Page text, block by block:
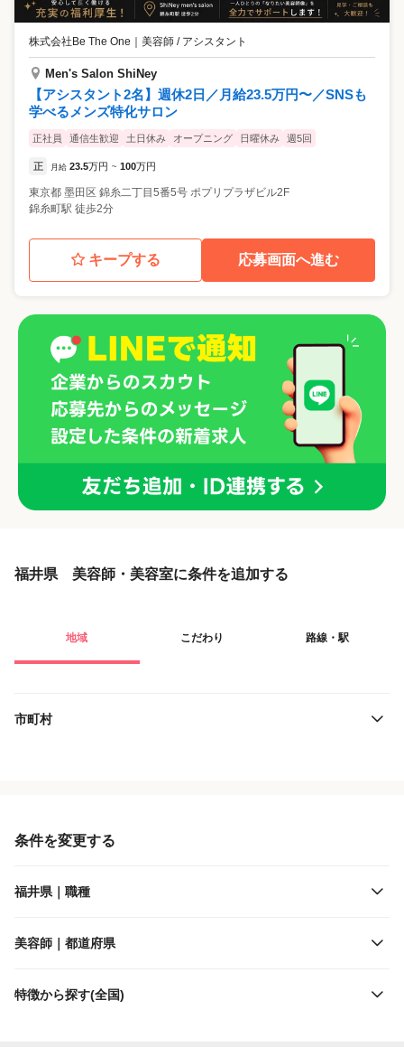
株式会社Be The One 美容師 / アシスタント
Men's Salon ShiNey
【アシスタント2名】週休2日／月給23.5万円〜／SNSも
学べるメンズ特化サロン
正社員 通信生歓迎 土日休み オープニング 日曜休み 週5回
正 月給 23.5万円 ~ 100万円
東京都 墨田区 錦糸二丁目5番5号 ポプリプラザビル2F
錦糸町駅 徒歩2分
キープする 応募画面へ進む
福井県 美容師・美容室に条件を追加する
地域 こだわり 路線・駅
市町村
条件を変更する
福井県｜職種
美容師｜都道府県
特徴から探す(全国)